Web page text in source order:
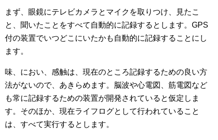
まず、眼鏡にテレビカメラとマイクを取りつけ、見たこ
と、聞いたことをすべて自動的に記録するとします。GPS
付の装置でいつどこにいたかも自動的に記録することにし
ます。
味、におい、感触は、現在のところ記録するための良い方
法がないので、あきらめます。脳波や心電図、筋電図など
も常に記録するための装置が開発されていると仮定しま
す。そのほか、現在ライフログとして行われていること
は、すべて実行するとします。